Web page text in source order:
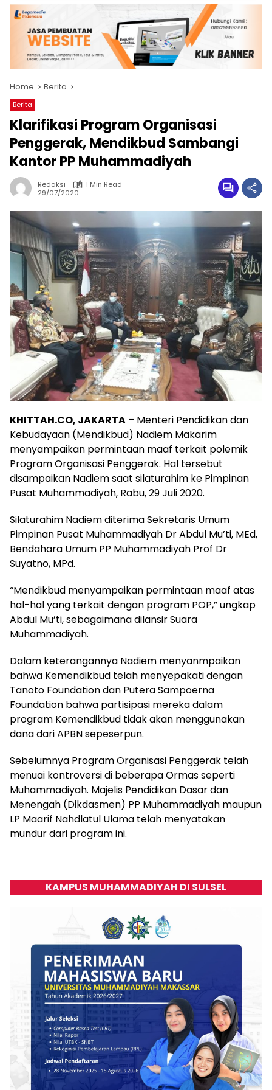
Home Berita
Berita
Klarifikasi Program Organisasi
Penggerak, Mendikbud Sambangi
Kantor PP Muhammadiyah
Redaksi
1 Min Read
29/07/2020
KHITTAH.CO, JAKARTA – Menteri Pendidikan dan
Kebudayaan (Mendikbud) Nadiem Makarim
menyampaikan permintaan maaf terkait polemik
Program Organisasi Penggerak. Hal tersebut
disampaikan Nadiem saat silaturahim ke Pimpinan
Pusat Muhammadiyah, Rabu, 29 Juli 2020.
Silaturahim Nadiem diterima Sekretaris Umum
Pimpinan Pusat Muhammadiyah Dr Abdul Mu’ti, MEd,
Bendahara Umum PP Muhammadiyah Prof Dr
Suyatno, MPd.
“Mendikbud menyampaikan permintaan maaf atas
hal-hal yang terkait dengan program POP,” ungkap
Abdul Mu’ti, sebagaimana dilansir Suara
Muhammadiyah.
Dalam keterangannya Nadiem menyanmpaikan
bahwa Kemendikbud telah menyepakati dengan
Tanoto Foundation dan Putera Sampoerna
Foundation bahwa partisipasi mereka dalam
program Kemendikbud tidak akan menggunakan
dana dari APBN sepeserpun.
Sebelumnya Program Organisasi Penggerak telah
menuai kontroversi di beberapa Ormas seperti
Muhammadiyah. Majelis Pendidikan Dasar dan
Menengah (Dikdasmen) PP Muhammadiyah maupun
LP Maarif Nahdlatul Ulama telah menyatakan
mundur dari program ini.
KAMPUS MUHAMMADIYAH DI SULSEL